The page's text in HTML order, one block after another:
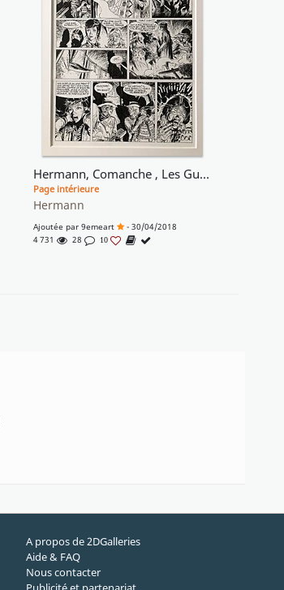
Hermann, Comanche , Les Guerriers du désespoir 1973
Page intérieure
Hermann
Ajoutée par 9emeart
- 30/04/2018
4 731
28 10
A propos de 2DGalleries
Aide & FAQ
Nous contacter